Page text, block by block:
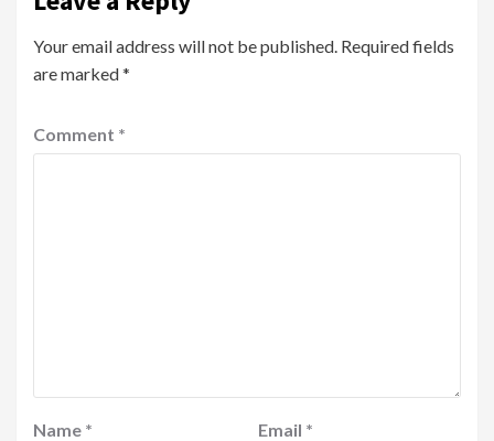
Your email address will not be published. Required fields
are marked*
Comment *
Name * Email *